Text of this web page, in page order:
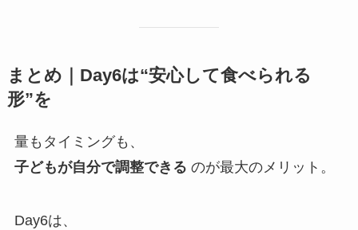
まとめ｜Day6は“安心して食べられる
形”を
量もタイミングも、
子どもが自分で調整できる のが最大のメリット。
Day6は、